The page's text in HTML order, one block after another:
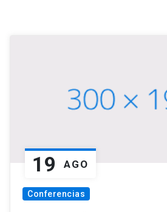
19 AGO
Conferencias